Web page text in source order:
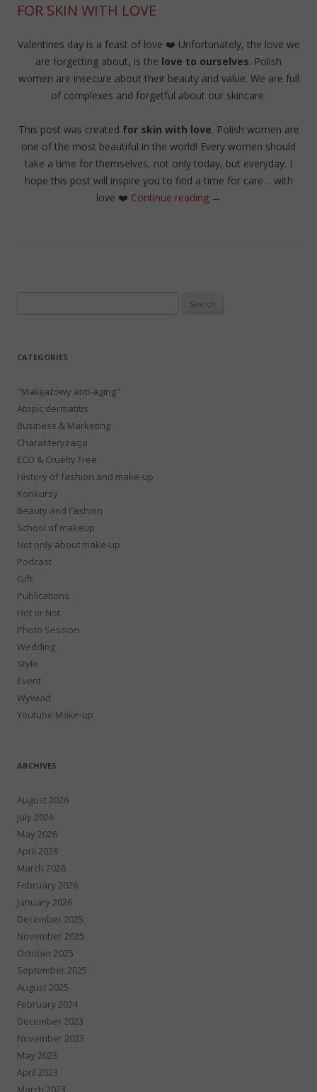
FOR SKIN WITH LOVE
Valentines day is a feast of love ❤️ Unfortunately, the love we
are forgetting about, is the love to ourselves. Polish
women are insecure about their beauty and value. We are full
of complexes and forgetful about our skincare.
This post was created for skin with love. Polish women are
one of the most beautiful in the world! Every women should
take a time for themselves, not only today, but everyday. I
hope this post will inspire you to find a time for care… with
love ❤️ Continue reading →
CATEGORIES
"Makijażowy anti-aging"
Atopic dermatitis
Business & Marketing
Charakteryzacja
ECO & Cruelty Free
History of fashion and make-up
Konkursy
Beauty and Fashion
School of makeup
Not only about make-up
Podcast
Gift
Publications
Hot or Not
Photo Session
Wedding
Style
Event
Wywiad
Youtube Make-up
ARCHIVES
August 2026
July 2026
May 2026
April 2026
March 2026
February 2026
January 2026
December 2025
November 2025
October 2025
September 2025
August 2025
February 2024
December 2023
November 2023
May 2023
April 2023
March 2023